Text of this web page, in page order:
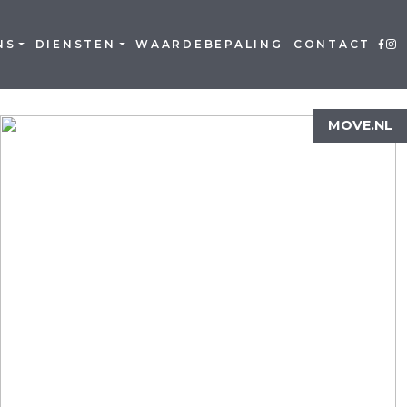
DIENSTEN WAARDEBEPALING CONTACT
MOVE.NL